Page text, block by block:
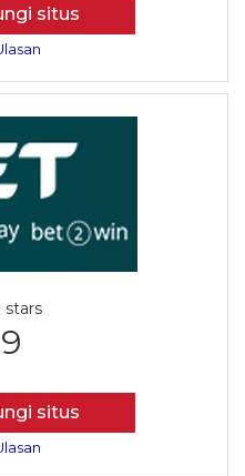
situs
situs